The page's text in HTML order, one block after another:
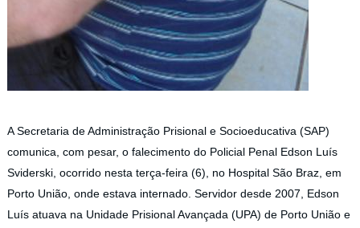
A Secretaria de Administração Prisional e Socioeducativa (SAP)
comunica, com pesar, o falecimento do Policial Penal Edson Luís
Sviderski, ocorrido nesta terça-feira (6), no Hospital São Braz, em
Porto União, onde estava internado. Servidor desde 2007, Edson
Luís atuava na Unidade Prisional Avançada (UPA) de Porto União e